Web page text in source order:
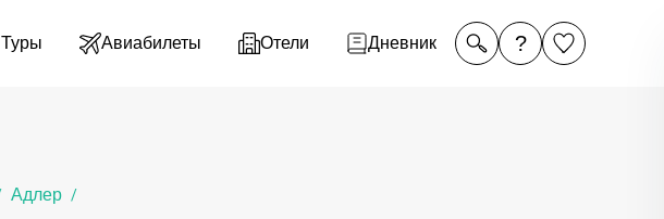
Туры Авиабилеты Отели Дневник ?
Адлер /